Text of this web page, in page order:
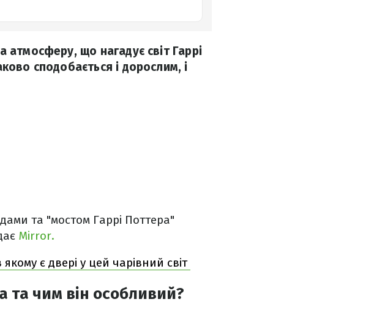
що нагадує світ Гаррі
сподобається і дорослим, і
та "мостом Гаррі Поттера"
Mirror.
є двері у цей чарівний світ
та чим він особливий?